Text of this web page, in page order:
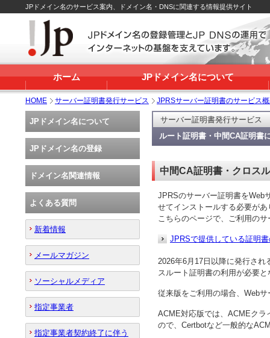
JPドメイン名のサービス案内、ドメイン名・DNSに関連する情報提供サイト
ホーム JPドメイン名について
HOME サーバー証明書発行サービス JPRSサーバー証明書のサービス
サーバー証明書発行サービス
ルート証明書・中間CA証明書
中間CA証明書・クロス
JPRSのサーバー証明書をWeb
せてインストールする必要があ
こちらのページで、ご利用の
JPRSで提供している証明
2026年6月17日以降に発行さ
スルート証明書の利用が必要と
従来版をご利用の場合、Web
ACME対応版では、ACMEクラ
ので、Certbotなど一般的な
JPドメイン名について
JPドメイン名の登録
ドメイン名関連情報
よくある質問
新着情報
メールマガジン
ソーシャルメディア
指定事業者
指定事業者契約終了に伴う